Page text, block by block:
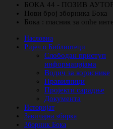
БОКА 44 - ПОЗИВ
Нови број зборника Бока
Бока : гласник за опће
Насловна
Ријеч о Библиотеци
Слободан приступ
информацијама
Водич за кориснике
Правилници
Пројекти сарадње
Документа
Историјат
Завичајна збирка
Зборник Бока